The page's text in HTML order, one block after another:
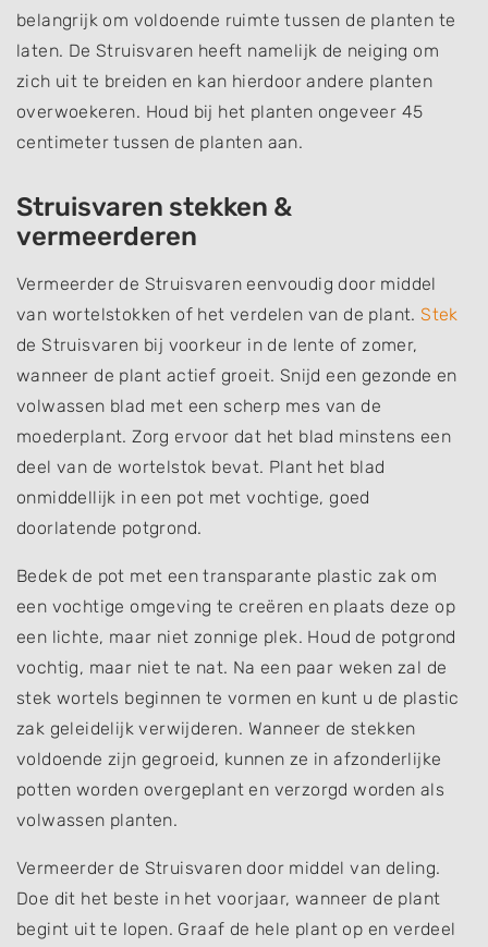
belangrijk om voldoende ruimte tussen de planten te
laten. De Struisvaren heeft namelijk de neiging om
zich uit te breiden en kan hierdoor andere planten
overwoekeren. Houd bij het planten ongeveer 45
centimeter tussen de planten aan.
Struisvaren stekken &
vermeerderen
Vermeerder de Struisvaren eenvoudig door middel
van wortelstokken of het verdelen van de plant.Stek
de Struisvaren bij voorkeur in de lente of zomer,
wanneer de plant actief groeit. Snijd een gezonde en
volwassen blad met een scherp mes van de
moederplant. Zorg ervoor dat het blad minstens een
deel van de wortelstok bevat. Plant het blad
onmiddellijk in een pot met vochtige, goed
doorlatende potgrond.
Bedek de pot met een transparante plastic zak om
een vochtige omgeving te creëren en plaats deze op
een lichte, maar niet zonnige plek. Houd de potgrond
vochtig, maar niet te nat. Na een paar weken zal de
stek wortels beginnen te vormen en kunt u de plastic
zak geleidelijk verwijderen. Wanneer de stekken
voldoende zijn gegroeid, kunnen ze in afzonderlijke
potten worden overgeplant en verzorgd worden als
volwassen planten.
Vermeerder de Struisvaren door middel van deling.
Doe dit het beste in het voorjaar, wanneer de plant
begint uit te lopen. Graaf de hele plant op en verdeel